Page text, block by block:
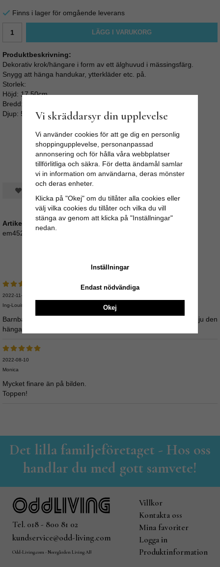
Finns i lager för omgående leverans
LÄGG I VARUKORG
Produktbeskrivning:
Dekorativ krok/hängare i form av ett älghuvud i mässingsfärg.
Snygg att hänga handukar, ytterkläder etc. på.
Storlek:
Höjd: 17.50cm
Bredd: 12.5cm
Djup: 5cm
Spara som favorit
Artikelnummer:
em4526
2022-11-19
Ing-Louise
Barnbarnet har börjat annn vi ända handväska o nånstans ska ju den
hänga…
2022-08-10
Monica
Mycket finare än på bilden.
Toppen!
Det lilla familjeföretaget - Hos oss
handlar du med gott samvete!
Tel. 018 - 800 81 02
kundservice@odd-living.com
Odd-Living.com - Norrgården Living AB
Villkor
Kontakta oss
Mina favoriter
Logga in
Produktinformation
Vi skräddarsyr din upplevelse
Vi använder cookies för att ge dig en personlig
shoppingupplevelse, personanpassad
annonsering och för hålla våra webbplatser
tillförlitliga och säkra. För detta ändamål samlar
vi in information om användarna, deras mönster
och deras enheter.
Klicka på "Okej" om du tillåter alla cookies eller
välj vilka cookies du tillåter och vilka du vill
stänga av genom att klicka på "Inställningar"
nedan.
Inställningar
Endast nödvändiga
Okej